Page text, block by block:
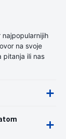
na svoje
pitanja ili nas